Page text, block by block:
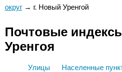
округ → г. Новый Уренгой
Почтовые
Уренгоя
Улицы Населенные